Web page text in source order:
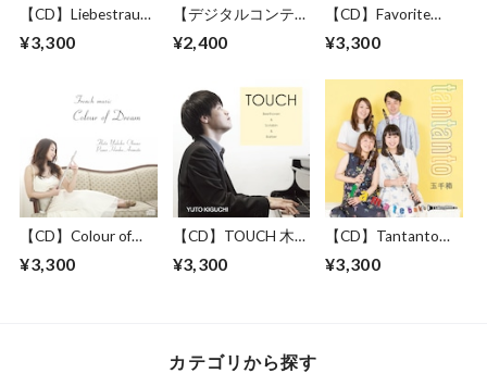
【CD】Liebestraum
ルバム
¥3,300
【デジタルコンテン
Tantanto 1stアルバ
¥2,400
【CD】Favorite
縄稚誠 ピアノアル
¥3,300
【CD】Colour of
1stアルバム
¥3,300
【CD】TOUCH 木口
ム
¥3,300
【CD】Tantanto
ネット四重奏
¥3,300
カテゴリから探す